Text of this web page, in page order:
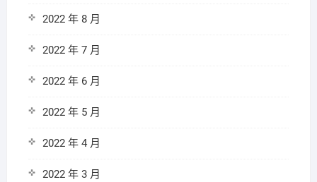
2022 年 8 月
2022 年 7 月
2022 年 6 月
2022 年 5 月
2022 年 4 月
2022 年 3 月